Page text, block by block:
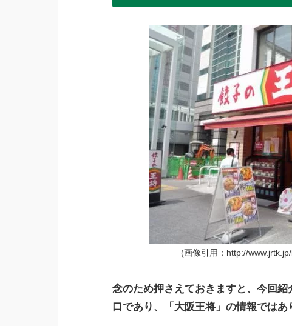
(画像引用：http://
念のため押さえておきますと、今回
口であり、「大阪王将」の情報ではあ